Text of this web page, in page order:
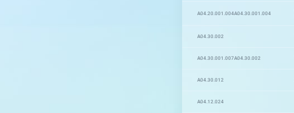
A04.20.001.004A04.30.001.004
A04.30.002
A04.30.001.007A04.30.002
A04.30.012
A04.12.024